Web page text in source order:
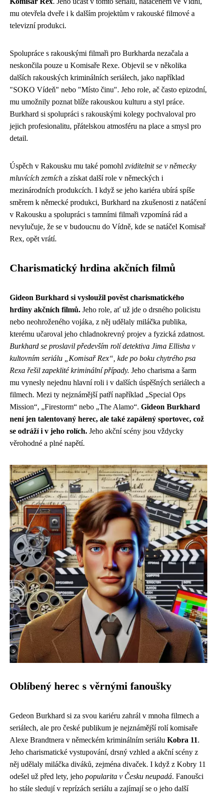
mu otevřela dveře i k dalším projektům v rakouské filmové a
televizní produkci.
Spolupráce s rakouskými filmaři pro Burkharda nezačala a
neskončila pouze u Komisaře Rexe. Objevil se v několika
dalších rakouských kriminálních seriálech, jako například
"SOKO Vídeň" nebo "Místo činu". Jeho role, ač často epizodní,
mu umožnily poznat blíže rakouskou kulturu a styl práce.
Burkhard si spolupráci s rakouskými kolegy pochvaloval pro
jejich profesionalitu, přátelskou atmosféru na place a smysl pro
detail.
Úspěch v Rakousku mu také pomohl zviditelnit se v německy
mluvících zemích a získat další role v německých i
mezinárodních produkcích. I když se jeho kariéra ubírá spíše
směrem k německé produkci, Burkhard na zkušenosti z natáčení
v Rakousku a spolupráci s tamními filmaři vzpomíná rád a
nevylučuje, že se v budoucnu do Vídně, kde se natáčel Komisař
Rex, opět vrátí.
Charismatický hrdina akčních filmů
Gideon Burkhard si vysloužil pověst charismatického
hrdiny akčních filmů. Jeho role, ať už jde o drsného policistu
nebo neohroženého vojáka, z něj udělaly miláčka publika,
kterému učaroval jeho chladnokrevný projev a fyzická zdatnost.
Burkhard se proslavil především rolí detektiva Jima Ellisha v
kultovním seriálu „Komisař Rex“, kde po boku chytrého psa
Rexa řešil zapeklité kriminální případy. Jeho charisma a šarm
mu vynesly nejednu hlavní roli i v dalších úspěšných seriálech a
filmech. Mezi ty nejznámější patří například „Special Ops
Mission“, „Firestorm“ nebo „The Alamo“. Gideon Burkhard
není jen talentovaný herec, ale také zapálený sportovec, což
se odráží i v jeho rolích. Jeho akční scény jsou vždycky
věrohodné a plné napětí.
Oblíbený herec s věrnými fanoušky
Gedeon Burkhard si za svou kariéru zahrál v mnoha filmech a
seriálech, ale pro české publikum je nejznámější rolí komisaře
Alexe Brandtnera v německém kriminálním seriálu Kobra 11.
Jeho charismatické vystupování, drsný vzhled a akční scény z
něj udělaly miláčka diváků, zejména divaček. I když z Kobry 11
odešel už před lety, jeho popularita v Česku neupadá. Fanoušci
ho stále sledují v reprízách seriálu a zajímají se o jeho další